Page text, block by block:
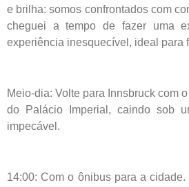
e brilha: somos confrontados com
cheguei a tempo de fazer uma
experiência inesquecível, ideal para
Meio-dia: Volte para Innsbruck com
do Palácio Imperial, caindo sob
impecável.
14:00: Com o ônibus para a